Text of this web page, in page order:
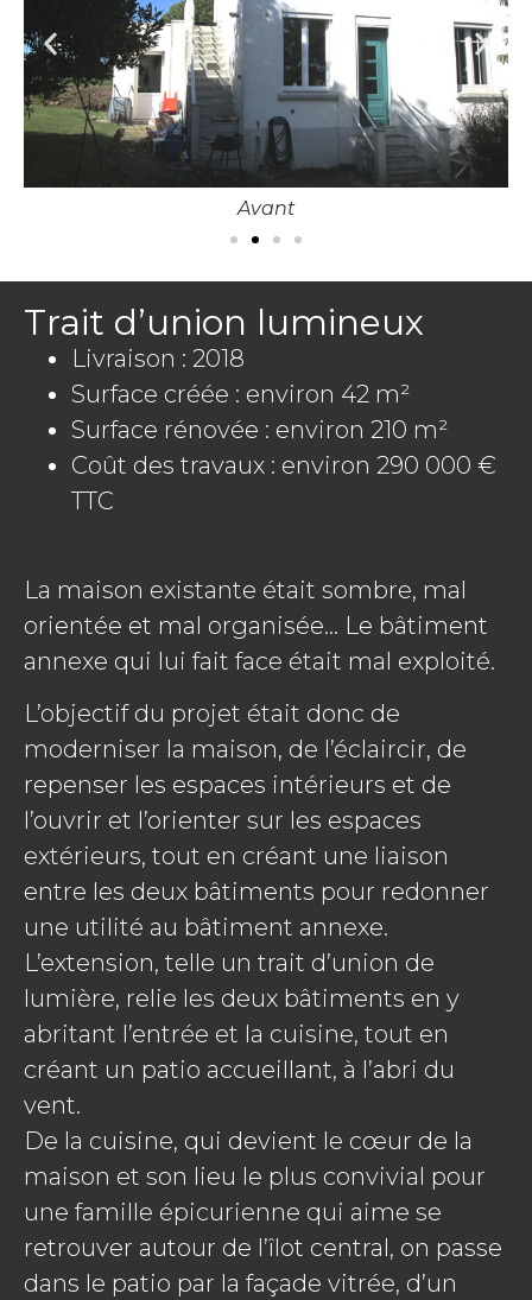
Avant
Trait d’union lumineux
Livraison : 2018
Surface créée : environ 42 m²
Surface rénovée : environ 210 m²
Coût des travaux : environ 290 000 €
TTC
La maison existante était sombre, mal
orientée et mal organisée… Le bâtiment
annexe qui lui fait face était mal exploité.
L’objectif du projet était donc de
moderniser la maison, de l’éclaircir, de
repenser les espaces intérieurs et de
l’ouvrir et l’orienter sur les espaces
extérieurs, tout en créant une liaison
entre les deux bâtiments pour redonner
une utilité au bâtiment annexe.
L’extension, telle un trait d’union de
lumière, relie les deux bâtiments en y
abritant l’entrée et la cuisine, tout en
créant un patio accueillant, à l’abri du
vent.
De la cuisine, qui devient le cœur de la
maison et son lieu le plus convivial pour
une famille épicurienne qui aime se
retrouver autour de l’îlot central, on passe
dans le patio par la façade vitrée, d’un